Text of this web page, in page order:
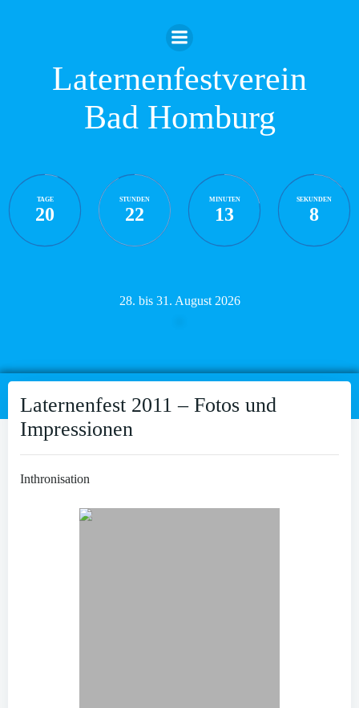
Inhalt
springen
Laternenfestverein
Bad Homburg
TAGE
20
STUNDEN
22
MINUTEN
13
SEKUNDEN
7
28. bis 31. August 2026
Laternenfest 2011 – Fotos und
Impressionen
Inthronisation